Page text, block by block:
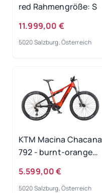
red Rahmengröße: S
11.999,00 €
5020 Salzburg, Österreich
KTM Macina Chacana
792 - burnt-orange
5.599,00 €
5020 Salzburg, Österreich